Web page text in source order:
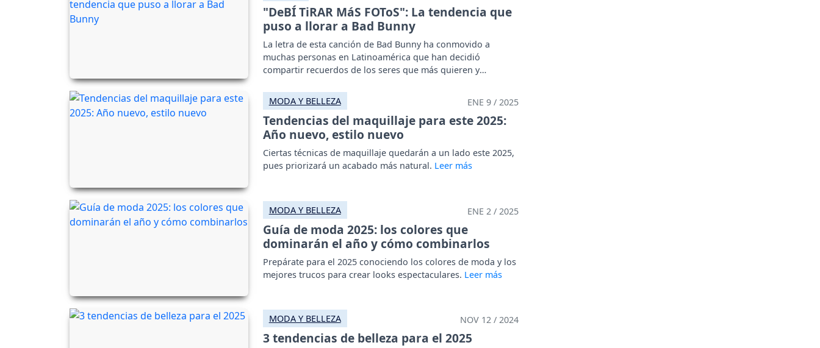
"DeBÍ TiRAR MáS FOToS": La tendencia que
puso a llorar a Bad Bunny
La letra de esta canción de Bad Bunny ha conmovido a
muchas personas en Latinoamérica que han decidió
compartir recuerdos de los seres que más quieren y
MODA Y BELLEZA
ENE 9 / 2025
Tendencias del maquillaje para este 2025:
Año nuevo, estilo nuevo
Ciertas técnicas de maquillaje quedarán a un lado este 2025,
pues priorizará un acabado más natural.
MODA Y BELLEZA ENE 2 / 2025
Guía de moda 2025: los colores que
dominarán el año y cómo combinarlos
Prepárate para el 2025 conociendo los colores de moda y los
mejores trucos para crear looks espectaculares.
MODA Y BELLEZA NOV 12 / 2024
3 tendencias de belleza para el 2025